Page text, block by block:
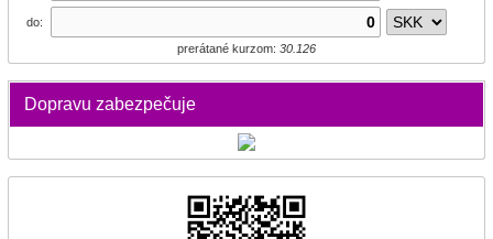
do:
prerátané kurzom: 30.126
Dopravu zabezpečuje